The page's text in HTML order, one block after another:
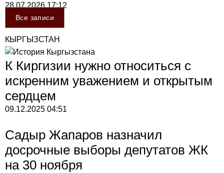
28.07.202617:12
Все записи
КЫРГЫЗСТАН
К Киргизии нужно относиться с
искренним уважением и открытым
сердцем
09.12.2025 04:51
Садыр Жапаров назначил
досрочные выборы депутатов ЖК
на 30 ноября